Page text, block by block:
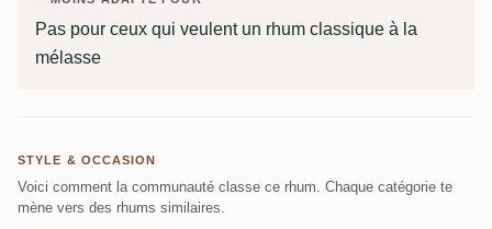
Pas pour ceux qui veulent un rhum classique à la
mélasse
STYLE & OCCASION
Voici comment la communauté classe ce rhum. Chaque catégorie te
mène vers des rhums similaires.